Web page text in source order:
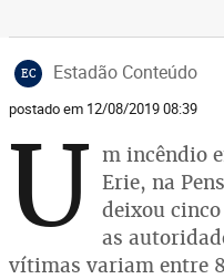
EC Estadão Conteúdo
postado em 12/08/2019 08:39
U m incêndio
Erie, na
deixou
as
vítimas variam entre